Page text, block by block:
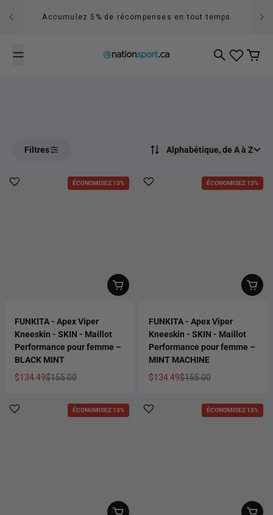
Accumulez 5% de récompenses en tout temps
RecherchePanier
Filtres Alphabétique, de A à Z
ÉCONOMISEZ 13%
FUNKITA - Apex Viper
Kneeskin - SKIN - Maillot
Performance pour femme –
BLACK MINT
$134.49$155.00
ÉCONOMISEZ 13%
FUNKITA - Apex Viper
Kneeskin - SKIN - Maillot
Performance pour femme –
MINT MACHINE
$134.49$155.00
ÉCONOMISEZ 13% ÉCONOMISEZ 13%